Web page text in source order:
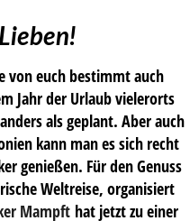
von euch bestimmt auch
Jahr der Urlaub vielerorts
als geplant. Aber auch
kann man es sich recht
genießen. Für den Genuss
Weltreise, organisiert
Mampft hat jetzt zu einer